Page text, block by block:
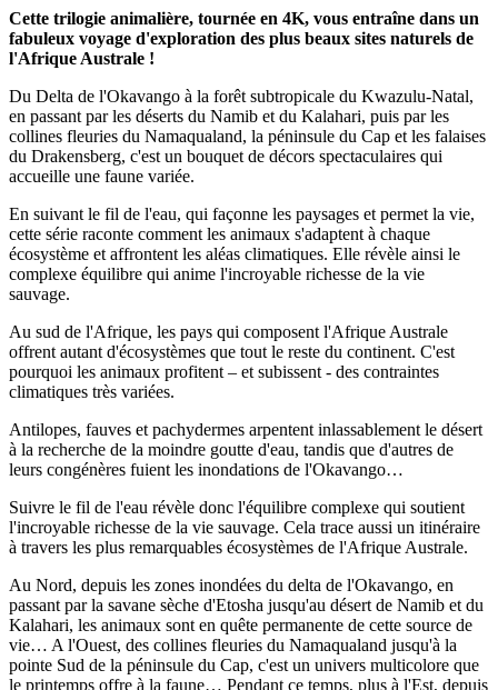
Cette trilogie animalière, tournée en 4K, vous entraîne dans un
fabuleux voyage d'exploration des plus beaux sites naturels de
l'Afrique Australe !
Du Delta de l'Okavango à la forêt subtropicale du Kwazulu-Natal,
en passant par les déserts du Namib et du Kalahari, puis par les
collines fleuries du Namaqualand, la péninsule du Cap et les falaises
du Drakensberg, c'est un bouquet de décors spectaculaires qui
accueille une faune variée.
En suivant le fil de l'eau, qui façonne les paysages et permet la vie,
cette série raconte comment les animaux s'adaptent à chaque
écosystème et affrontent les aléas climatiques. Elle révèle ainsi le
complexe équilibre qui anime l'incroyable richesse de la vie
sauvage.
Au sud de l'Afrique, les pays qui composent l'Afrique Australe
offrent autant d'écosystèmes que tout le reste du continent. C'est
pourquoi les animaux profitent – et subissent - des contraintes
climatiques très variées.
Antilopes, fauves et pachydermes arpentent inlassablement le désert
à la recherche de la moindre goutte d'eau, tandis que d'autres de
leurs congénères fuient les inondations de l'Okavango…
Suivre le fil de l'eau révèle donc l'équilibre complexe qui soutient
l'incroyable richesse de la vie sauvage. Cela trace aussi un itinéraire
à travers les plus remarquables écosystèmes de l'Afrique Australe.
Au Nord, depuis les zones inondées du delta de l'Okavango, en
passant par la savane sèche d'Etosha jusqu'au désert de Namib et du
Kalahari, les animaux sont en quête permanente de cette source de
vie… A l'Ouest, des collines fleuries du Namaqualand jusqu'à la
pointe Sud de la péninsule du Cap, c'est un univers multicolore que
le printemps offre à la faune… Pendant ce temps, plus à l'Est, depuis